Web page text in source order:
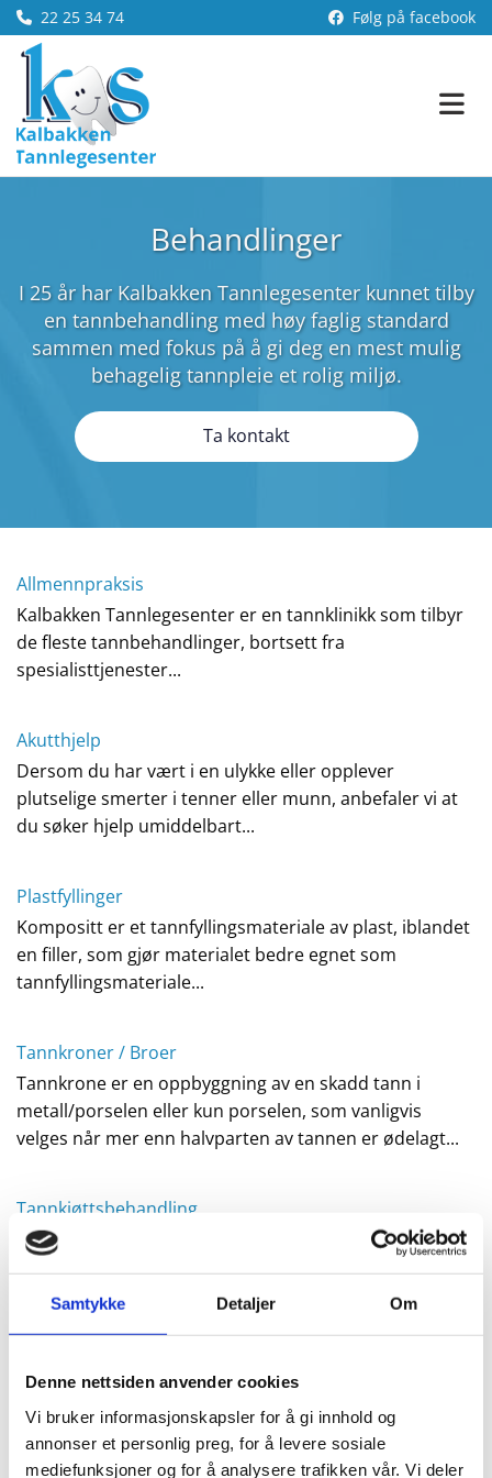
Samtykke Detaljer Om
Denne nettsiden anvender cookies
Vi bruker informasjonskapsler for å gi innhold og
annonser et personlig preg, for å levere sosiale
mediefunksjoner og for å analysere trafikken vår. Vi deler
 22 25 34 74  Følg på facebook
Behandlinger
I 25 år har Kalbakken Tannlegesenter kunnet tilby
en tannbehandling med høy faglig standard
sammen med fokus på å gi deg en mest mulig
behagelig tannpleie et rolig miljø.
Ta kontakt
Allmennpraksis
Kalbakken Tannlegesenter er en tannklinikk som tilbyr
de fleste tannbehandlinger, bortsett fra
spesialisttjenester...
Akutthjelp
Dersom du har vært i en ulykke eller opplever
plutselige smerter i tenner eller munn, anbefaler vi at
du søker hjelp umiddelbart...
Plastfyllinger
Kompositt er et tannfyllingsmateriale av plast, iblandet
en filler, som gjør materialet bedre egnet som
tannfyllingsmateriale...
Tannkroner / Broer
Tannkrone er en oppbyggning av en skadd tann i
metall/porselen eller kun porselen, som vanligvis
velges når mer enn halvparten av tannen er ødelagt...
Tannkjøttsbehandling
Kalles også for periodontitt (pyrrea), og er en
Tanntrekking
så skadet av ulike årsaker at den ikke kan repareres,
eller du av egne grunner ikke vil beholde den...